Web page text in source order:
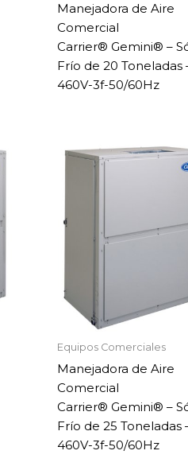
Manejadora de Aire
Comercial
Carrier® Gemini® –
Frío de 20 Toneladas
460V-3f-50/60Hz
Equipos Comerciales
Manejadora de Aire
Comercial
Carrier® Gemini® –
Frío de 25 Toneladas
460V-3f-50/60Hz